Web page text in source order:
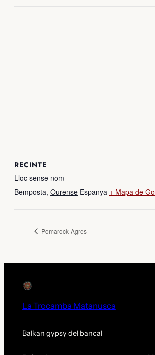
RECINTE
Lloc sense nom
Bemposta, Ourense Espanya + Mapa de
Pomarock-Agres
La Trocamba Matanusca
Balkan gypsy del bancal